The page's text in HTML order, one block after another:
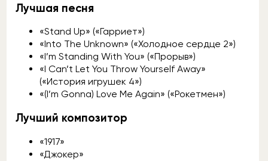
Лучшая песня
«Stand Up» («Гарриет»)
«Into The Unknown» («Холодное сердце 2»)
«I’m Standing With You» («Прорыв»)
«I Can’t Let You Throw Yourself Away»
(«История игрушек 4»)
«(I’m Gonna) Love Me Again» («Рокетмен»)
Лучший композитор
«1917»
«Джокер»